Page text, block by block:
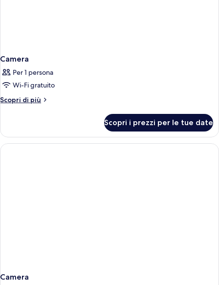
Camera
Per 1 persona
Wi-Fi gratuito
Scopri di più
Altri
Scopri i prezzi per le tue date
Camera